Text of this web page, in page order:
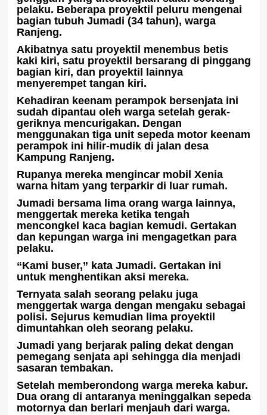
pelaku. Beberapa proyektil peluru mengenai
bagian tubuh Jumadi (34 tahun), warga
Ranjeng.
Akibatnya satu proyektil menembus betis
kaki kiri, satu proyektil bersarang di pinggang
bagian kiri, dan proyektil lainnya
menyerempet tangan kiri.
Kehadiran keenam perampok bersenjata ini
sudah dipantau oleh warga setelah gerak-
geriknya mencurigakan. Dengan
menggunakan tiga unit sepeda motor keenam
perampok ini hilir-mudik di jalan desa
Kampung Ranjeng.
Rupanya mereka mengincar mobil Xenia
warna hitam yang terparkir di luar rumah.
Jumadi bersama lima orang warga lainnya,
menggertak mereka ketika tengah
mencongkel kaca bagian kemudi. Gertakan
dan kepungan warga ini mengagetkan para
pelaku.
“Kami buser,” kata Jumadi. Gertakan ini
untuk menghentikan aksi mereka.
Ternyata salah seorang pelaku juga
menggertak warga dengan mengaku sebagai
polisi. Sejurus kemudian lima proyektil
dimuntahkan oleh seorang pelaku.
Jumadi yang berjarak paling dekat dengan
pemegang senjata api sehingga dia menjadi
sasaran tembakan.
Setelah memberondong warga mereka kabur.
Dua orang di antaranya meninggalkan sepeda
motornya dan berlari menjauh dari warga.